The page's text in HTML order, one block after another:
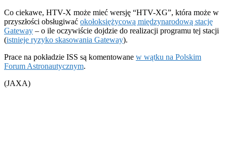
Co ciekawe, HTV-X może mieć wersję “HTV-XG”, która może w
przyszłości obsługiwać okołoksiężycową międzynarodową stację
Gateway – o ile oczywiście dojdzie do realizacji programu tej stacji
(istnieje ryzyko skasowania Gateway).
Prace na pokładzie ISS są komentowane w wątku na Polskim
Forum Astronautycznym.
(JAXA)